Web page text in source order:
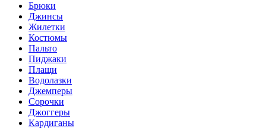
Брюки
Джинсы
Жилетки
Костюмы
Пальто
Пиджаки
Плащи
Водолазки
Джемперы
Сорочки
Джоггеры
Кардиганы